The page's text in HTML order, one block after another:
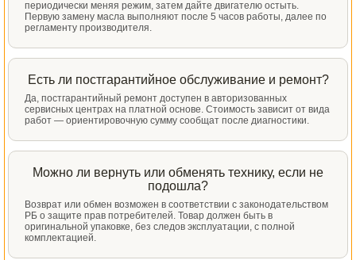
периодически меняя режим, затем дайте двигателю остыть.
Первую замену масла выполняют после 5 часов работы, далее по
регламенту производителя.
Есть ли постгарантийное обслуживание и ремонт?
Да, постгарантийный ремонт доступен в авторизованных
сервисных центрах на платной основе. Стоимость зависит от вида
работ — ориентировочную сумму сообщат после диагностики.
Можно ли вернуть или обменять технику, если не
подошла?
Возврат или обмен возможен в соответствии с законодательством
РБ о защите прав потребителей. Товар должен быть в
оригинальной упаковке, без следов эксплуатации, с полной
комплектацией.